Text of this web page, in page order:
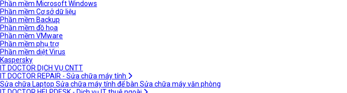
Phần mềm Microsoft Windows
Phần mềm Cơ sở dữ liệu
Phần mềm Backup
Phần mềm đồ họa
Phần mềm VMware
Phần mềm phụ trợ
Phần mềm diệt Virus
Kaspersky
IT DOCTOR DỊCH VỤ CNTT
IT DOCTOR REPAIR - Sửa chữa máy tính
Sửa chữa Laptop Sửa chữa máy tính để bàn Sửa chữa máy văn phòng